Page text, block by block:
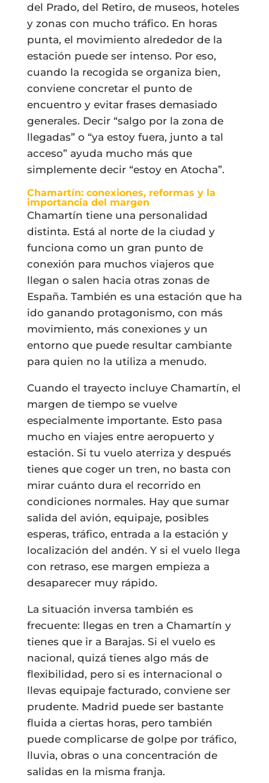
del Prado, del Retiro, de museos, hoteles
y zonas con mucho tráfico. En horas
punta, el movimiento alrededor de la
estación puede ser intenso. Por eso,
cuando la recogida se organiza bien,
conviene concretar el punto de
encuentro y evitar frases demasiado
generales. Decir “salgo por la zona de
llegadas” o “ya estoy fuera, junto a tal
acceso” ayuda mucho más que
simplemente decir “estoy en Atocha”.
Chamartín: conexiones, reformas y la
importancia del margen
Chamartín tiene una personalidad
distinta. Está al norte de la ciudad y
funciona como un gran punto de
conexión para muchos viajeros que
llegan o salen hacia otras zonas de
España. También es una estación que ha
ido ganando protagonismo, con más
movimiento, más conexiones y un
entorno que puede resultar cambiante
para quien no la utiliza a menudo.
Cuando el trayecto incluye Chamartín, el
margen de tiempo se vuelve
especialmente importante. Esto pasa
mucho en viajes entre aeropuerto y
estación. Si tu vuelo aterriza y después
tienes que coger un tren, no basta con
mirar cuánto dura el recorrido en
condiciones normales. Hay que sumar
salida del avión, equipaje, posibles
esperas, tráfico, entrada a la estación y
localización del andén. Y si el vuelo llega
con retraso, ese margen empieza a
desaparecer muy rápido.
La situación inversa también es
frecuente: llegas en tren a Chamartín y
tienes que ir a Barajas. Si el vuelo es
nacional, quizá tienes algo más de
flexibilidad, pero si es internacional o
llevas equipaje facturado, conviene ser
prudente. Madrid puede ser bastante
fluida a ciertas horas, pero también
puede complicarse de golpe por tráfico,
lluvia, obras o una concentración de
salidas en la misma franja.